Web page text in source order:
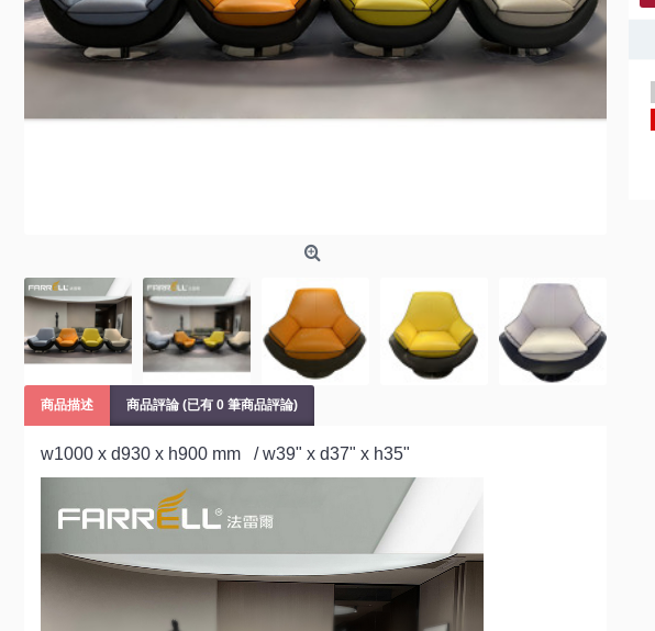
商品描述 商品評論 (已有 0 筆商品評論)
w1000 x d930 x h900 mm / w39" x d37" x h35"